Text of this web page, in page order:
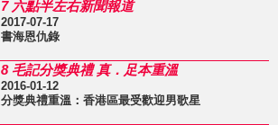
7 六點半左右新聞報道
2017-07-17
書海恩仇錄
8 毛記分獎典禮 真．足本重溫
2016-01-12
分獎典禮重溫：香港區最受歡迎男歌星